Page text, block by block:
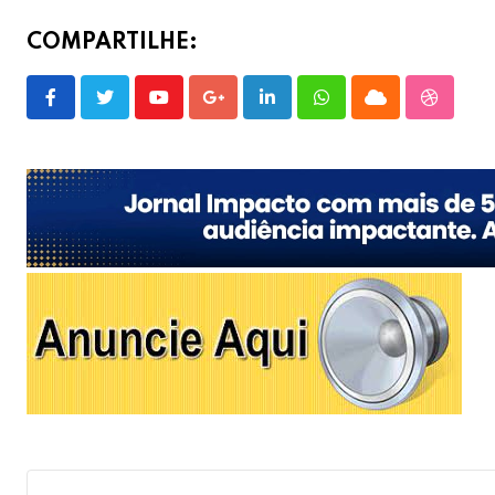
COMPARTILHE:
YoutubeGoogle+LinkedInWhatsappCloud